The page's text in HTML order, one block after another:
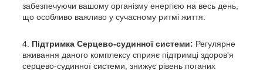
забезпечуючи вашому організму енергією на весь день,
що особливо важливо у сучасному ритмі життя.
Підтримка Серцево-судинної системи: Регулярне
вживання даного комплексу сприяє підтримці здоров'я
серцево-судинної системи, знижує рівень поганих